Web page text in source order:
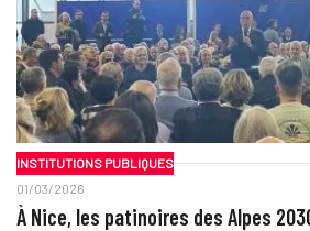
INSTITUTIONS PUBLIQUES
01/03/2026
À Nice, les patinoires des Alpes